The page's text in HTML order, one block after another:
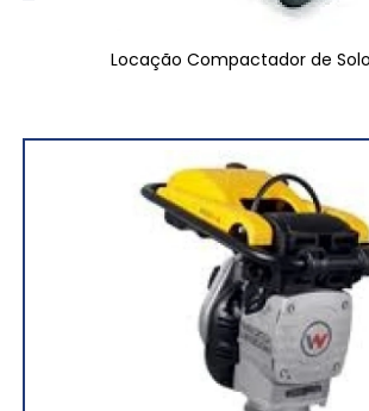
Locação Compactador de